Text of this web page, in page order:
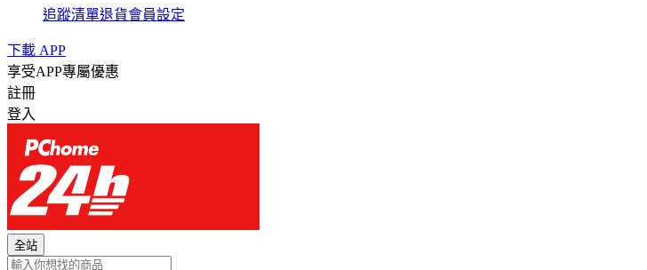
追蹤清單退貨會員設定
下載 APP
享受APP專屬優惠
註冊
登入
全站